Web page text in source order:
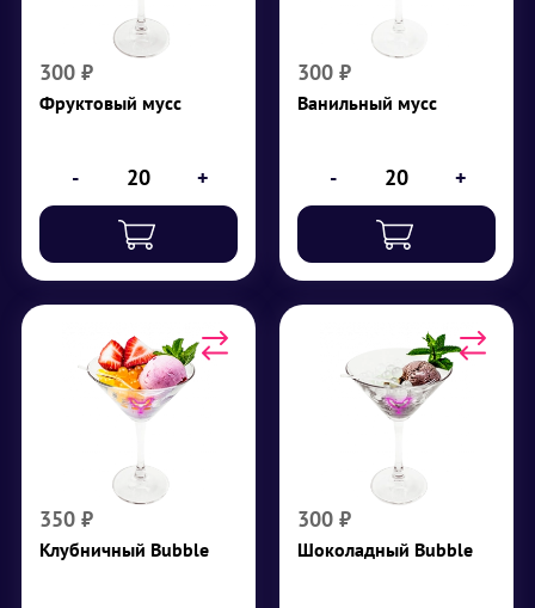
300 ₽
Фруктовый мусс
- +
черносмородиновый
джем, мандарин
300 ₽
Ванильный мусс
- +
джем, банан
350 ₽
Клубничный Bubble
Клубничный Bubble
Лопающиеся шарики
мороженое, клубника
300 ₽
Шоколадный Bubble
Шоколадный Bubble
Лопающиеся шарики
мороженое, шоколад